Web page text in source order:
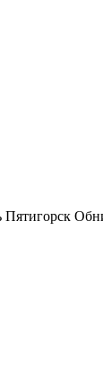
Пятигорск